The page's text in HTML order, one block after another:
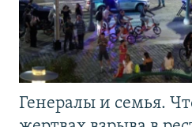
Генералы и семья.